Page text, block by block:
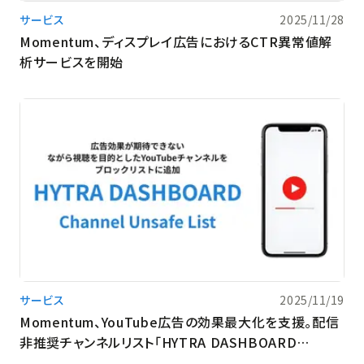
サービス 2025/11/28
Momentum、ディスプレイ広告におけるCTR異常値解
析サービスを開始
サービス 2025/11/19
Momentum、YouTube広告の効果最大化を支援。配信
非推奨チャンネルリスト「HYTRA DASHBOARD